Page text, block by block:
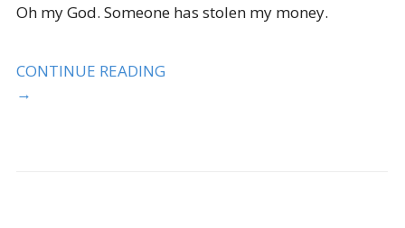
Oh my God. Someone has stolen my money.
CONTINUE READING
→